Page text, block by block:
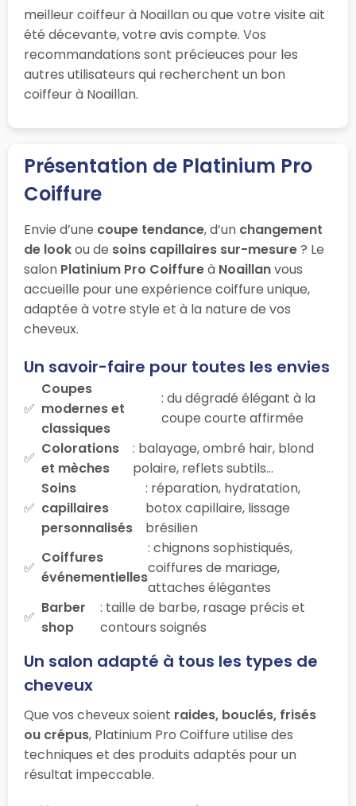
meilleur coiffeur à Noaillan ou que votre visite ait
été décevante, votre avis compte. Vos
recommandations sont précieuces pour les
autres utilisateurs qui recherchent un bon
coiffeur à Noaillan.
Présentation de Platinium Pro
Coiffure
Envie d’une coupe tendance, d’un changement
de lookou de soins capillaires sur-mesure? Le
salon Platinium Pro Coiffureà Noaillanvous
accueille pour une expérience coiffure unique,
adaptée à votre style et à la nature de vos
cheveux.
Un savoir-faire pour toutes les envies
Coupes
modernes et
classiques
: du dégradé élégant à la
coupe courte affirmée
Colorations
et mèches
: balayage, ombré hair, blond
polaire, reflets subtils…
Soins
capillaires
personnalisés
: réparation, hydratation,
botox capillaire, lissage
brésilien
Coiffures
événementielles
: chignons sophistiqués,
coiffures de mariage,
attaches élégantes
Barber
shop
: taille de barbe, rasage précis et
contours soignés
Un salon adapté à tous les types de
cheveux
Que vos cheveux soient raides, bouclés, frisés
ou crépus, Platinium Pro Coiffure utilise des
techniques et des produits adaptés pour un
résultat impeccable.